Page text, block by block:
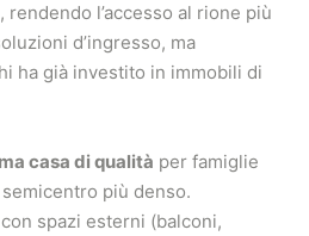
l’accesso al rione più
d’ingresso, ma
ha già investito in immobili di
casa di qualità per famiglie
più denso.
spazi esterni (balconi,